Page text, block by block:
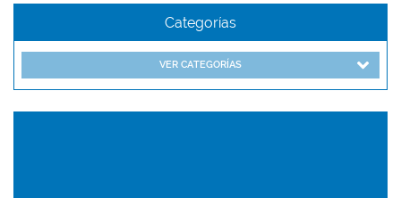
Categorías
VER CATEGORÍAS